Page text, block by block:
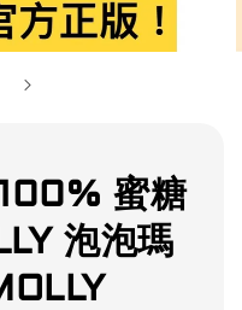
蜜糖
泡泡瑪